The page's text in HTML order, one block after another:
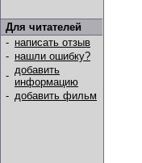
Для читателей
- написать отзыв
- нашли ошибку?
- добавить
информацию
- добавить фильм